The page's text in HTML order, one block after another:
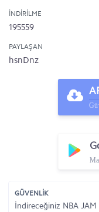
İNDIRILME
195559
PAYLAŞAN
hsnDnz
GÜVENLİK
İndireceğiniz NBA JAM